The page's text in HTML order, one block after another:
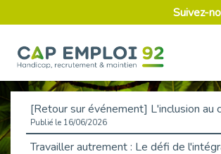
Suivez-
Publié le 16/06/2026